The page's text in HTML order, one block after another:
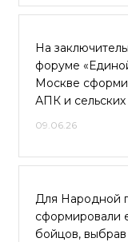
На
форуме
Москве
АПК и
09.06.26
Для Народной
сформировали
бойцов,